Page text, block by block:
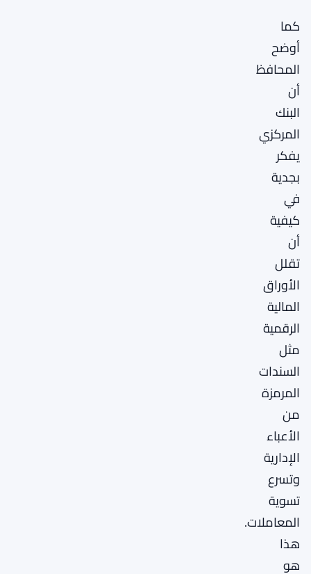
كما
أوضح
المحافظ
أن
البنك
المركزي
يفكر
بجدية
في
كيفية
أن
تقلل
الأوراق
المالية
الرقمية
مثل
السندات
المرمزة
من
الأعباء
الإدارية
وتسرع
تسوية
المعاملات.
هذا
هو